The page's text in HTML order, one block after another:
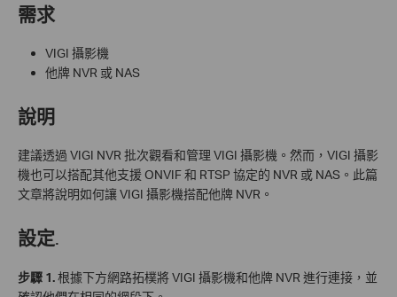
需求
VIGI 攝影機
他牌 NVR 或 NAS
說明
建議透過 VIGI NVR 批次觀看和管理 VIGI 攝影機。然而，VIGI 攝影
機也可以搭配其他支援 ONVIF 和 RTSP 協定的 NVR 或 NAS。此篇
文章將說明如何讓 VIGI 攝影機搭配他牌 NVR。
設定.
步驟 1.根據下方網路拓樸將 VIGI 攝影機和他牌 NVR 進行連接，並